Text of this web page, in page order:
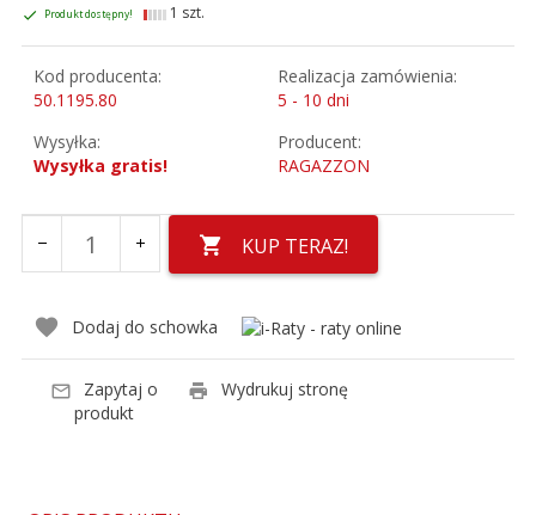
Produkt dostępny! 1 szt.
Kod producenta:
50.1195.80
Realizacja zamówienia:
5 - 10 dni
Wysyłka:
Wysyłka gratis!
Producent:
RAGAZZON
KUP TERAZ!
Dodaj do schowka
Zapytaj o
produkt
Wydrukuj stronę